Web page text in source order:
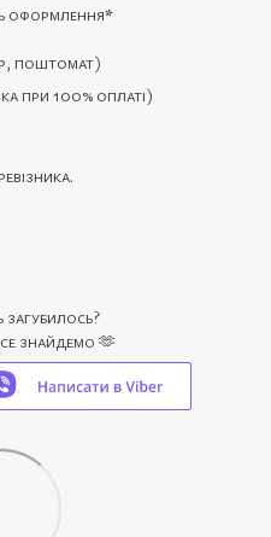
оформлення*
поштомат)
при 100% оплаті)
загубилось?
знайдемо 🫶